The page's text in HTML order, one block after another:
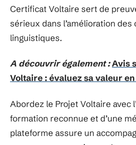
Certificat Voltaire sert de
sérieux dans l’amélioration
linguistiques.
A découvrir également :Avis
Voltaire : évaluez sa valeur
Abordez le Projet Voltaire avec
formation reconnue et d’une
plateforme assure un